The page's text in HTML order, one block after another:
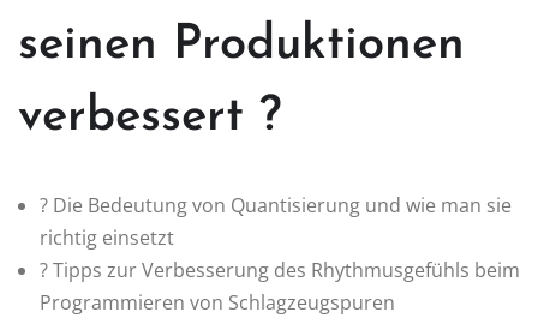
seinen Produktionen
verbessert ?
? Die Bedeutung von Quantisierung und wie man sie
richtig einsetzt
? Tipps zur Verbesserung des Rhythmusgefühls beim
Programmieren von Schlagzeugspuren